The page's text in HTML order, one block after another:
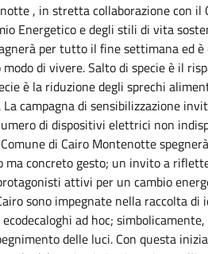
, in stretta collaborazione con il
Energetico e degli stili di vita
per tutto il fine settimana ed
di vivere. Salto di specie è il
è la riduzione degli sprechi
campagna di sensibilizzazione
di dispositivi elettrici non
di Cairo Montenotte
concreto gesto; un invito a
attivi per un cambio
sono impegnate nella raccolta di
ad hoc;
delle luci. Con questa